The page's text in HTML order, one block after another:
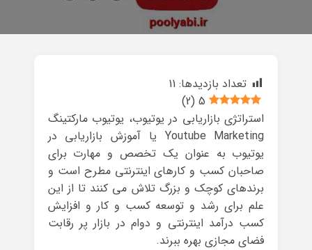
تعداد بازدیدها: 11
5
(
2
)
استراتژی بازاریابی در یوتیوب، یوتیوب مارکتینگ
Youtube Marketing یا آموزش بازاریابی در
یوتیوب به عنوان یک تخصص و مهارت برای
صاحبان کسب و کارهای اینترنتی مطرح است و
برندهای کوچک و بزرگ تلاش می کنند تا از این
علم برای رشد و توسعه کسب و کار و افزایش
کسب درآمد اینترنتی و دوام در بازار پر رقابت
فضای مجازی بهره ببرند.